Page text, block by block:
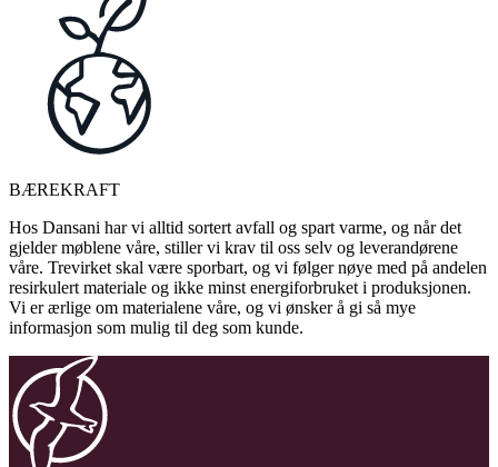
BÆREKRAFT
Hos Dansani har vi alltid sortert avfall og spart varme, og når det
gjelder møblene våre, stiller vi krav til oss selv og leverandørene
våre. Trevirket skal være sporbart, og vi følger nøye med på andelen
resirkulert materiale og ikke minst energiforbruket i produksjonen.
Vi er ærlige om materialene våre, og vi ønsker å gi så mye
informasjon som mulig til deg som kunde.